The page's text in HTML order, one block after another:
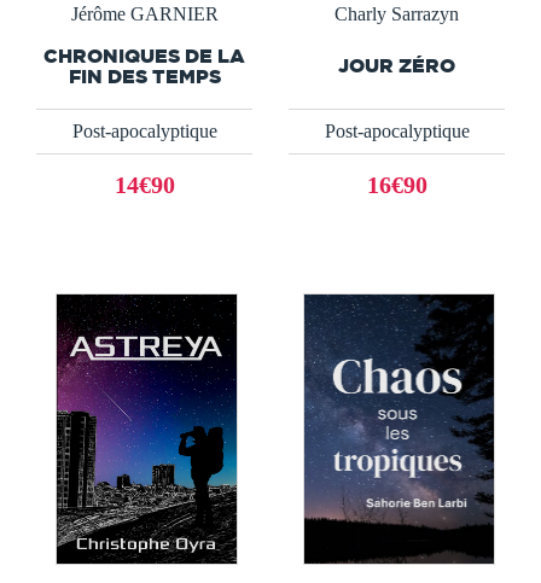
Jérôme GARNIER
CHRONIQUES DE LA
FIN DES TEMPS
Post-apocalyptique
14€90
Charly Sarrazyn
JOUR ZÉRO
Post-apocalyptique
16€90